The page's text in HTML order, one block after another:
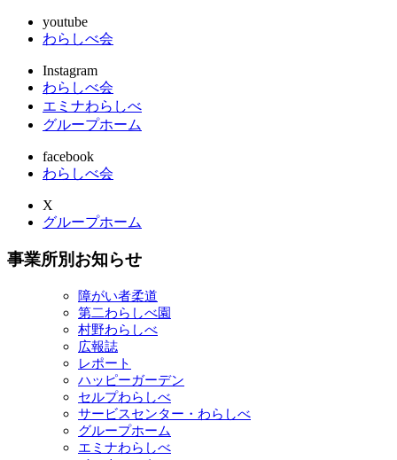
youtube
わらしべ会
Instagram
わらしべ会
エミナわらしべ
グループホーム
facebook
わらしべ会
X
グループホーム
事業所別お知らせ
障がい者柔道
第二わらしべ園
村野わらしべ
広報誌
レポート
ハッピーガーデン
セルプわらしべ
サービスセンター・わらしべ
グループホーム
エミナわらしべ